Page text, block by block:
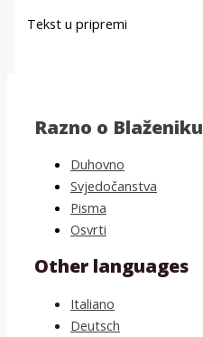
Tekst u pripremi
Razno o Blaženiku
Duhovno
Svjedočanstva
Pisma
Osvrti
Other languages
Italiano
Deutsch